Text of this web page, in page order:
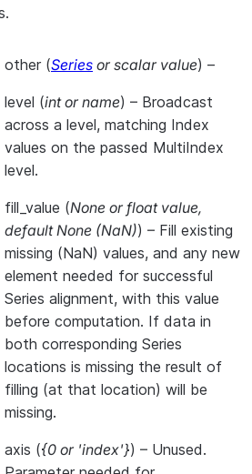
other (Series orscalar value) –
level (intorname) – Broadcast
across a level, matching Index
values on the passed MultiIndex
level.
fill_value (None orfloat value,
default None (NaN)) – Fill existing
missing (NaN) values, and any new
element needed for successful
Series alignment, with this value
before computation. If data in
both corresponding Series
locations is missing the result of
filling (at that location) will be
missing.
axis ({0 or 'index'}) – Unused.